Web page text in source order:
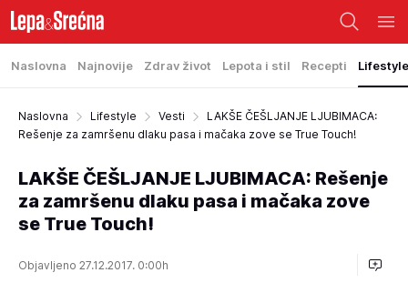
Naslovna Najnovije Zdrav život Lepota i stil Recepti Lifestyle
Naslovna Lifestyle Vesti
LAKŠE ČEŠLJANJE LJUBIMACA:
Rešenje za zamršenu dlaku pasa i mačaka zove se True Touch!
LAKŠE ČEŠLJANJE LJUBIMACA: Rešenje
za zamršenu dlaku pasa i mačaka zove
se True Touch!
Objavljeno 27.12.2017. 0:00h